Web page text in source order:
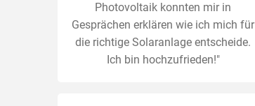
Photovoltaik konnten mir in
Gesprächen erklären wie ich mich für
die richtige Solaranlage entscheide.
Ich bin hochzufrieden!"